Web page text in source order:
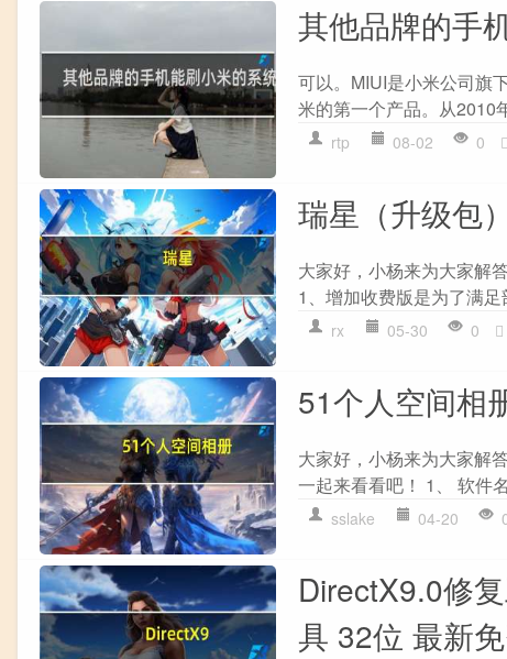
其他品牌的手
可以。MIUI是小米公司旗
米的第一个产品。从2010
rtp 08-02 0
瑞星（升级包）
大家好，小杨来为大家解
1、增加收费版是为了满
rx 05-30 0
51个人空间相
大家好，小杨来为大家解
一起来看看吧！ 1、 软件
sslake 04-20
DirectX9.0修
具 32位 最新